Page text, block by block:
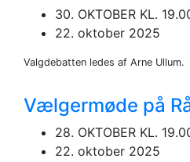
30. OKTOBER KL.
22. oktober 2025
Valgdebatten ledes af Arne Ullum.
Vælgermøde på
28. OKTOBER KL.
22. oktober 2025